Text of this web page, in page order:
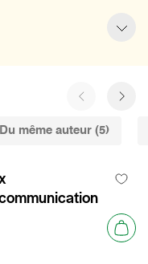
Du même auteur (5)